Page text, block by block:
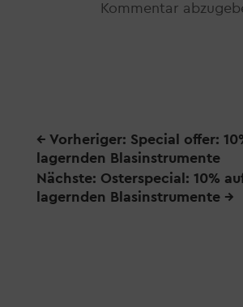
Kommentar
← Vorheriger: Special offer:
lagernden Blasinstrumente
Nächste: Osterspecial: 10%
lagernden Blasinstrumente→